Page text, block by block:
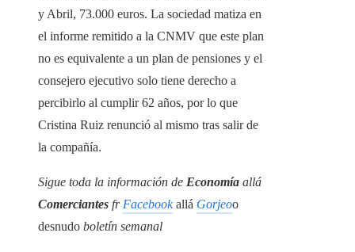
y Abril, 73.000 euros. La sociedad matiza en
el informe remitido a la CNMV que este plan
no es equivalente a un plan de pensiones y el
consejero ejecutivo solo tiene derecho a
percibirlo al cumplir 62 años, por lo que
Cristina Ruiz renunció al mismo tras salir de
la compañía.
Sigue toda la información de Economía allá
Comerciantes fr Facebookallá Gorjeoo
desnudo boletín semanal